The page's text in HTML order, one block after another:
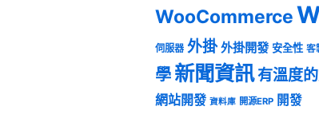
WooCommerce
伺服器 外掛 外掛開發 安全性 客
學 新聞資訊有溫度
網站開發 資料庫 開源ERP 開發